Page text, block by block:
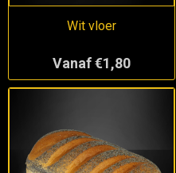
Wit vloer
Vanaf €1,80